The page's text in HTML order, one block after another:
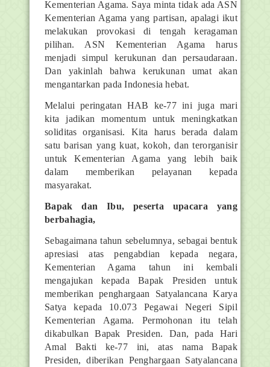
Kementerian Agama. Saya minta tidak ada ASN
Kementerian Agama yang partisan, apalagi ikut
melakukan provokasi di tengah keragaman
pilihan. ASN Kementerian Agama harus
menjadi simpul kerukunan dan persaudaraan.
Dan yakinlah bahwa kerukunan umat akan
mengantarkan pada Indonesia hebat.
Melalui peringatan HAB ke-77 ini juga mari
kita jadikan momentum untuk meningkatkan
soliditas organisasi. Kita harus berada dalam
satu barisan yang kuat, kokoh, dan terorganisir
untuk Kementerian Agama yang lebih baik
dalam memberikan pelayanan kepada
masyarakat.
Bapak dan Ibu, peserta upacara yang
berbahagia,
Sebagaimana tahun sebelumnya, sebagai bentuk
apresiasi atas pengabdian kepada negara,
Kementerian Agama tahun ini kembali
mengajukan kepada Bapak Presiden untuk
memberikan penghargaan Satyalancana Karya
Satya kepada 10.073 Pegawai Negeri Sipil
Kementerian Agama. Permohonan itu telah
dikabulkan Bapak Presiden. Dan, pada Hari
Amal Bakti ke-77 ini, atas nama Bapak
Presiden, diberikan Penghargaan Satyalancana